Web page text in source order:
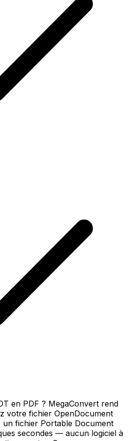
en PDF ? MegaConvert rend
votre fichier OpenDocument
un fichier Portable Document
secondes — aucun logiciel à